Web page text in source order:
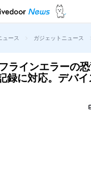
ュース > ガジェットニュース
ラインエラーの
録に対応。デバ